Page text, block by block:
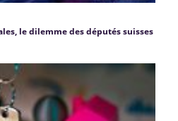
le dilemme des députés suisses